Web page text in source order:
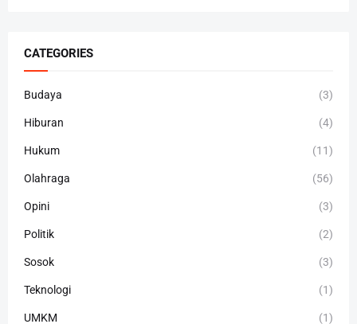
CATEGORIES
Budaya (3)
Hiburan (4)
Hukum (11)
Olahraga (56)
Opini (3)
Politik (2)
Sosok (3)
Teknologi (1)
UMKM (1)